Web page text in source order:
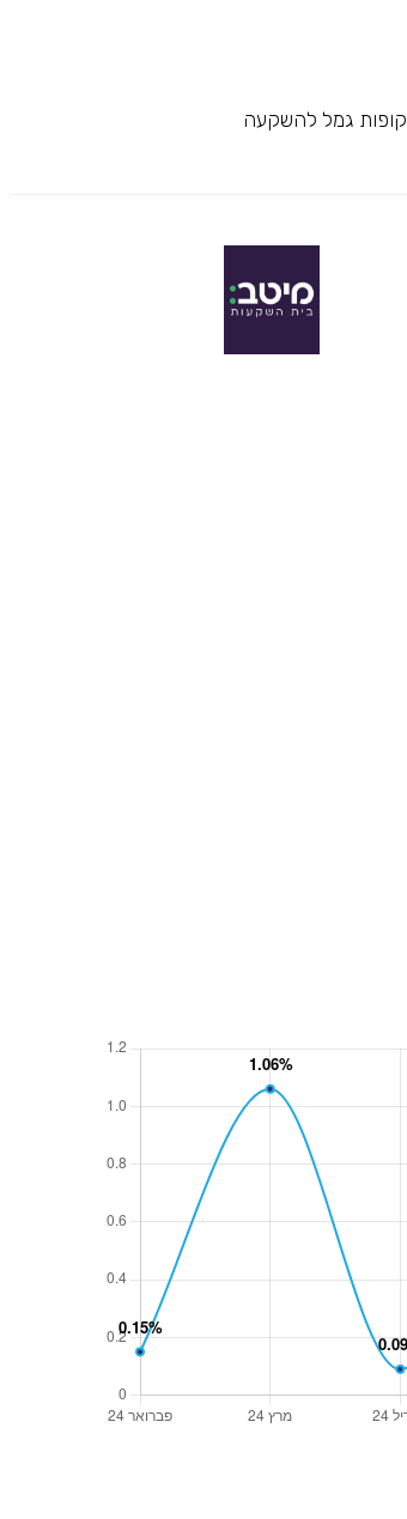
קופות גמל להשקעה